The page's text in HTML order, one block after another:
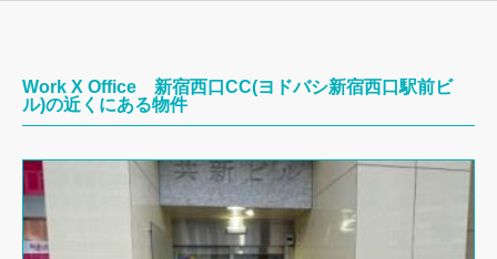
Work X Office 新宿西口CC(ヨドバシ新宿西口駅前ビ
ル)の近くにある物件